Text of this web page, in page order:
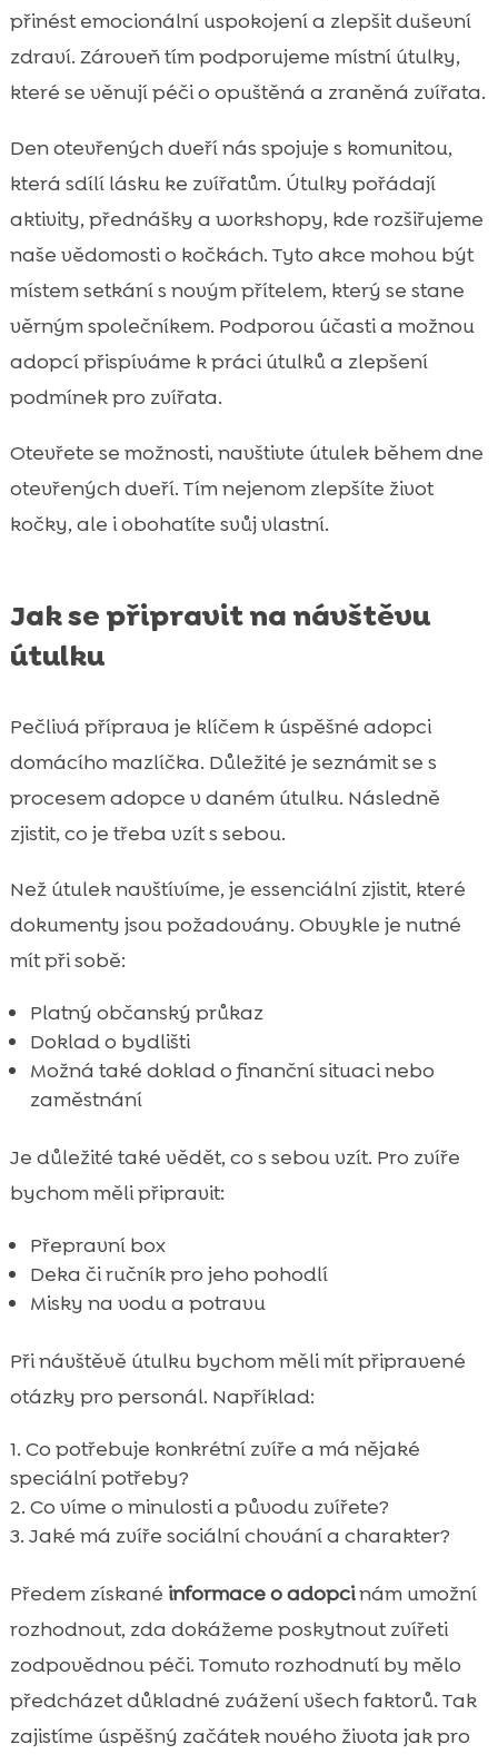
přinést emocionální uspokojení a zlepšit duševní
zdraví. Zároveň tím podporujeme místní útulky,
které se věnují péči o opuštěná a zraněná zvířata.
Den otevřených dveří nás spojuje s komunitou,
která sdílí lásku ke zvířatům. Útulky pořádají
aktivity, přednášky a workshopy, kde rozšiřujeme
naše vědomosti o kočkách. Tyto akce mohou být
místem setkání s novým přítelem, který se stane
věrným společníkem. Podporou účasti a možnou
adopcí přispíváme k práci útulků a zlepšení
podmínek pro zvířata.
Otevřete se možnosti, navštivte útulek během dne
otevřených dveří. Tím nejenom zlepšíte život
kočky, ale i obohatíte svůj vlastní.
Jak se připravit na návštěvu
útulku
Pečlivá příprava je klíčem k úspěšné adopci
domácího mazlíčka. Důležité je seznámit se s
procesem adopce v daném útulku. Následně
zjistit, co je třeba vzít s sebou.
Než útulek navštívíme, je essenciální zjistit, které
dokumenty jsou požadovány. Obvykle je nutné
mít při sobě:
Platný občanský průkaz
Doklad o bydlišti
Možná také doklad o finanční situaci nebo
zaměstnání
Je důležité také vědět, co s sebou vzít. Pro zvíře
bychom měli připravit:
Přepravní box
Deka či ručník pro jeho pohodlí
Misky na vodu a potravu
Při návštěvě útulku bychom měli mít připravené
otázky pro personál. Například:
Co potřebuje konkrétní zvíře a má nějaké
speciální potřeby?
Co víme o minulosti a původu zvířete?
Jaké má zvíře sociální chování a charakter?
Předem získané informace o adopcinám umožní
rozhodnout, zda dokážeme poskytnout zvířeti
zodpovědnou péči. Tomuto rozhodnutí by mělo
předcházet důkladné zvážení všech faktorů. Tak
zajistíme úspěšný začátek nového života jak pro